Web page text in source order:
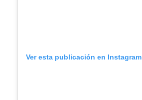
Ver esta publicación en Instagram